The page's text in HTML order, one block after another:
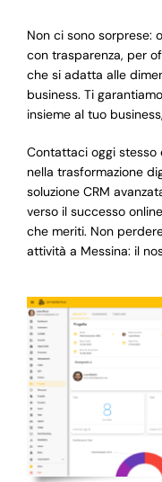
Non ci sono sorprese:
con trasparenza, per
che si adatta alle
business. Ti
insieme al tuo
Contattaci oggi
nella trasformazione
soluzione CRM
verso il successo
che meriti. Non
attività a Messina: il